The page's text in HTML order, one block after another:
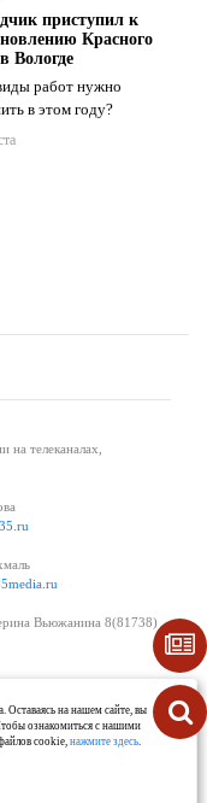
приступил к
Красного
Вологде
работ нужно
в этом году?
телеканалах,
Вьюжанина 8(81738)
данных
на нашем сайте, вы
ознакомиться с нашими
cookie,нажмите здесь.